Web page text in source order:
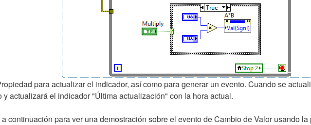
para actualizar el indicador, así como para generar un evento. Cuando se
y actualizará el indicador "Última actualización" con la hora actual.
continuación para ver una demostración sobre el evento de Cambio de Valor usando